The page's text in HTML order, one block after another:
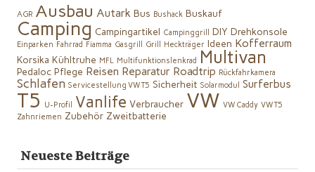
AGR Ausbau Autark Bus Bushack Buskauf
Camping Campingartikel Campinggrill DIY Drehkonsole
Einparken Fahrrad Fiamma Gasgrill Grill Heckträger Ideen Kofferraum
Korsika Kühltruhe MFL Multifunktionslenkrad Multivan
Pedaloc Pflege Reisen Reparatur Roadtrip Rückfahrkamera
Schlafen Servicestellung VW T5 Sicherheit Solarmodul Surferbus
T5 U-Profil Vanlife Verbraucher VW VW Caddy VW T5
Zahnriemen Zubehör Zweitbatterie
Neueste Beiträge